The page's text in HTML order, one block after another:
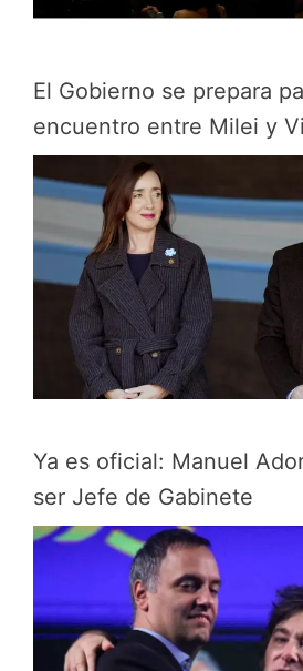
El Gobierno se prepara
encuentro entre Milei y
Ya es oficial: Manuel
ser Jefe de Gabinete